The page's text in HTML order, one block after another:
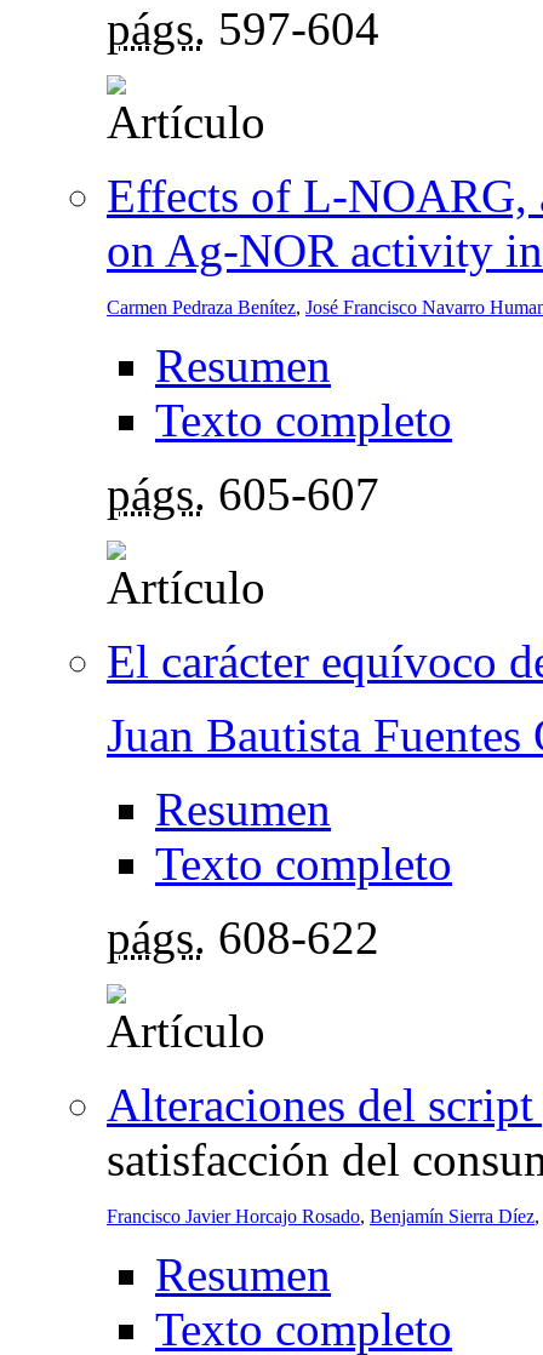
págs. 597-604
Effects of L-NOARG,
on Ag-NOR activity
Carmen Pedraza Benítez, José Francisco Navarro
Resumen
Texto completo
págs. 605-607
El carácter equívoco
Juan Bautista Fuentes
Resumen
Texto completo
págs. 608-622
Alteraciones del
satisfacción del
Francisco Javier Horcajo Rosado, Benjamín Sierra Díez,
Resumen
Texto completo